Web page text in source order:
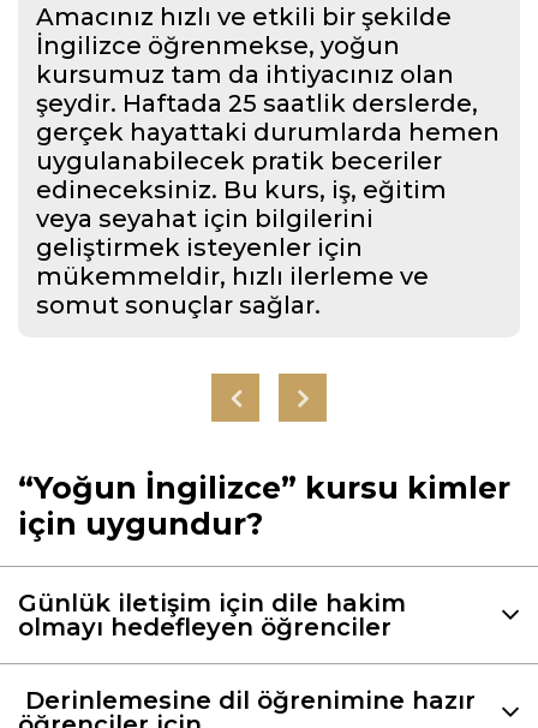
Amacınız hızlı ve etkili bir şekilde
İngilizce öğrenmekse, yoğun
kursumuz tam da ihtiyacınız olan
şeydir. Haftada 25 saatlik derslerde,
gerçek hayattaki durumlarda hemen
uygulanabilecek pratik beceriler
edineceksiniz. Bu kurs, iş, eğitim
veya seyahat için bilgilerini
geliştirmek isteyenler için
mükemmeldir, hızlı ilerleme ve
somut sonuçlar sağlar.
“Yoğun İngilizce” kursu kimler
için uygundur?
Günlük iletişim için dile hakim
olmayı hedefleyen öğrenciler
Amacınız hızlı bir şekilde İngilizce’de
kendinize güvenerek konuşmaya
başlamaksa, yoğun kurs bunu kısa
sürede başarmanıza yardımcı olacak ve
hayatta hemen uygulayabileceğiniz
pratik beceriler öğretecektir.
Derinlemesine dil öğrenimine hazır
olarak uygulayarak öğrenme sürecini